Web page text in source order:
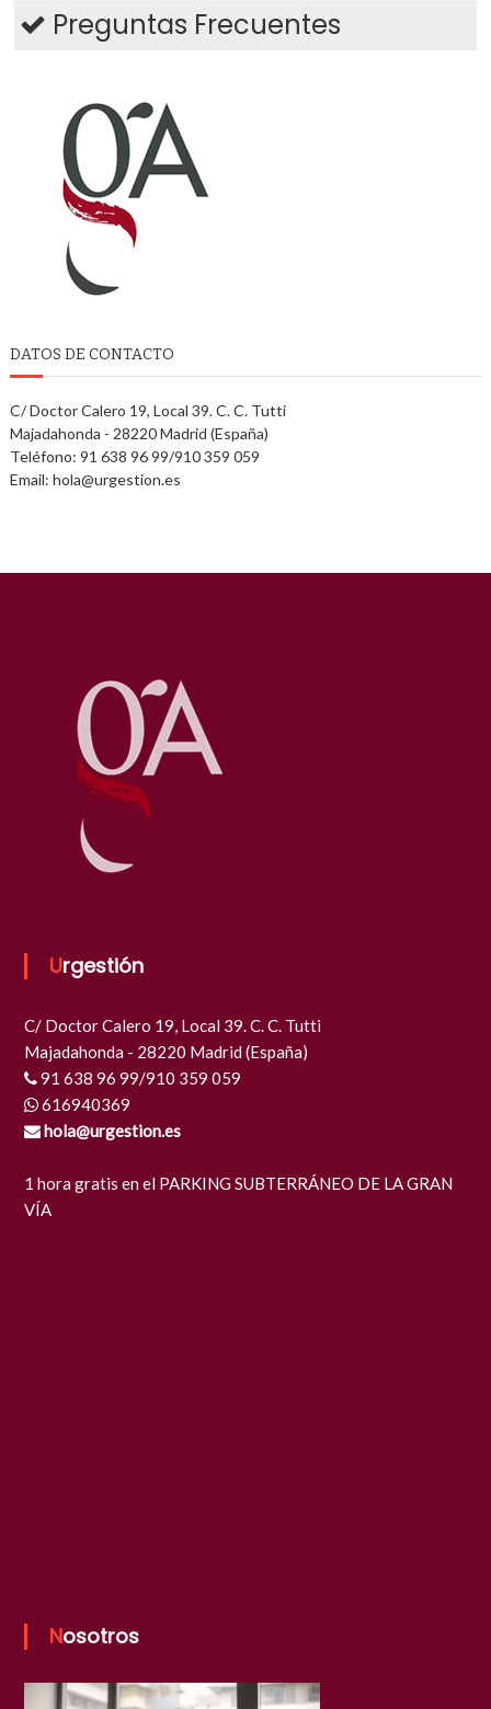
Preguntas Frecuentes
DATOS DE CONTACTO
C/ Doctor Calero 19, Local 39. C. C. Tutti
Majadahonda - 28220 Madrid (España)
Teléfono: 91 638 96 99/910 359 059
Email: hola@urgestion.es
Urgestión
C/ Doctor Calero 19, Local 39. C. C. Tutti
Majadahonda - 28220 Madrid (España)
91 638 96 99/910 359 059
616940369
hola@urgestion.es
1 hora gratis en el PARKING SUBTERRÁNEO DE LA GRAN
VÍA
Nosotros